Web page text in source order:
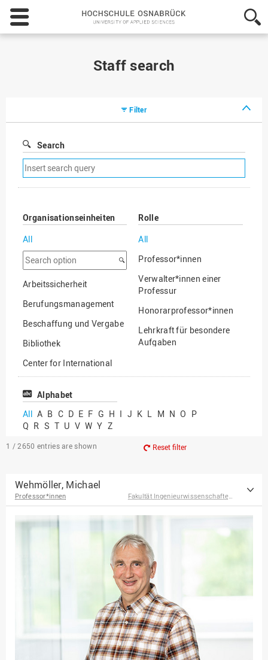
Hochschule
Osnabrück
-
Staff search
Filter
Search
Remove
search
filter
Organisationseinheiten
All
Search
option
Arbeitssicherheit
Berufungsmanagement
Beschaffung und Vergabe
Bibliothek
Center for International
Mobility
Center for International
Chancengerechtigkeit
eLearning Competence
EU-Büro
Fakultät
Agrarwissenschaften und
Landschaftsarchitektur
Ingenieurwissenschaften
Fakultät Wirtschafts- und
Sozialwissenschaften
Rolle
All
Professor*innen
Verwalter*innen einer
Professur
Honorarprofessor*innen
Lehrkraft für besondere
Aufgaben
Professor*innen im
Alphabet
All A B C D E F G H I J K L M N O P
Q R S T U V W Y Z
1 / 2650 entries are shown Reset filter
Wehmöller, Michael
Professor*innen Fakultät Ingenieurwissenschaften und Informatik